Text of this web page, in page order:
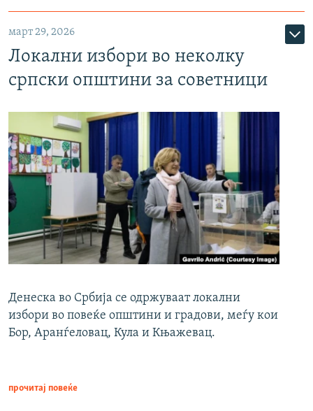
март 29, 2026
Локални избори во неколку
српски општини за советници
Денеска во Србија се одржуваат локални
избори во повеќе општини и градови, меѓу кои
Бор, Аранѓеловац, Кула и Књажевац.
прочитај повеќе